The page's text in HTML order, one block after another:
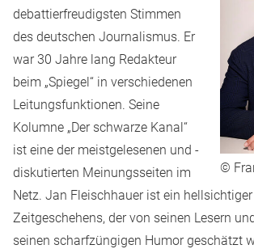
©
debattierfreudigsten Stimmen
des deutschen Journalismus. Er
war 30 Jahre lang Redakteur
beim „Spiegel“ in verschiedenen
Leitungsfunktionen. Seine
Kolumne „Der schwarze Kanal“
ist eine der meistgelesenen und -
diskutierten Meinungsseiten im
Netz. Jan Fleischhauer ist ein
Zeitgeschehens, der von seinen Lesern
seinen scharfzüngigen Humor geschätzt